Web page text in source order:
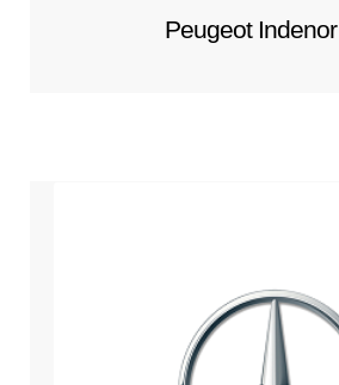
Peugeot Indenor